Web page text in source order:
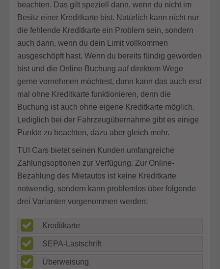
beachten. Das gilt speziell dann, wenn du nicht im
Besitz einer Kreditkarte bist. Natürlich kann nicht nur
die fehlende Kreditkarte ein Problem sein, sondern
auch dann, wenn du dein Limit vollkommen
ausgeschöpft hast. Wenn du bereits fündig geworden
bist und die Online Buchung auf direktem Wege
gerne vornehmen möchtest, dann kann das auch erst
mal ohne Kreditkarte funktionieren, denn die
Buchung ist auch ohne eigene Kreditkarte möglich.
Lediglich bei der Fahrzeugübernahme gibt es einige
Punkte zu beachten, dazu aber gleich mehr.
TUI Cars bietet seinen Kunden umfangreiche
Zahlungsoptionen zur Verfügung. Zur Online-
Bezahlung des Mietautos ist keine Kreditkarte
notwendig, sondern kann problemlos über folgende
drei Varianten vorgenommen werden:
Kreditkarte
SEPA-Lastschrift
Überweisung